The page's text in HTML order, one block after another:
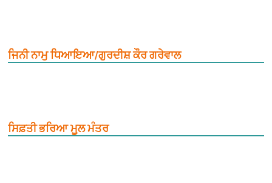
ਜਿਨੀ ਨਾਮੁ ਧਿਆਇਆ/ਗੁਰਦੀਸ਼ ਕੌਰ ਗਰੇਵਾਲ
ਸਿਫ਼ਤੀ ਭਰਿਆ ਮੂ਼ਲ ਮੰਤਰ